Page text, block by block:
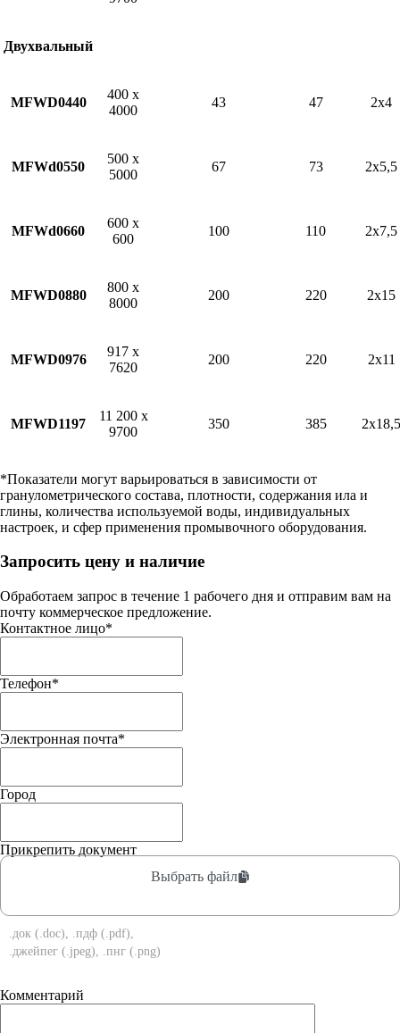
Двухвальный
MFWD0440
400 х
4000
43 47 2х4
MFWd0550
500 х
5000
67 73 2х5,5
MFWd0660
600 х
600
100 110 2х7,5
MFWD0880
800 х
8000
200 220 2х15
MFWD0976
917 х
7620
200 220 2х11
MFWD1197
11 200 х
9700
350 385 2х18,5
*Показатели могут варьироваться в зависимости от
гранулометрического состава, плотности, содержания ила и
глины, количества используемой воды, индивидуальных
настроек, и сфер применения промывочного оборудования.
Запросить цену и наличие
Обработаем запрос в течение 1 рабочего дня и отправим вам на
почту коммерческое предложение.
Контактное лицо*
Телефон*
Электронная почта*
Город
Прикрепить документ
Выбрать файл
.док (.doc), .пдф (.pdf),
.джейпег (.jpeg), .пнг (.png)
Комментарий